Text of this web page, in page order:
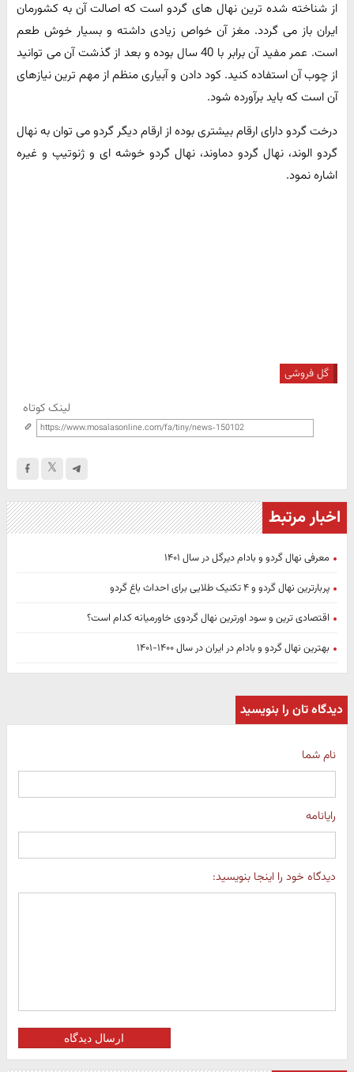
از شناخته شده ترین نهال های گردو است که اصالت آن به کشورمان
ایران باز می گردد. مغز آن خواص زیادی داشته و بسیار خوش طعم
است. عمر مفید آن برابر با 40 سال بوده و بعد از گذشت آن می توانید
از چوب آن استفاده کنید. کود دادن و آبیاری منظم از مهم ترین نیازهای
آن است که باید برآورده شود.
درخت گردو دارای ارقام بیشتری بوده از ارقام دیگر گردو می توان به نهال
گردو الوند، نهال گردو دماوند، نهال گردو خوشه ای و ژنوتیپ و غیره
اشاره نمود.
گل فروشی
لینک کوتاه
اخبار مرتبط
معرفی نهال گردو و بادام دیرگل در سال ۱۴۰۱
پربارترین نهال گردو و ۴ تکنیک طلایی برای احداث باغ گردو
اقتصادی ترین و سود اورترین نهال گردوی خاورمیانه کدام است؟
بهترین نهال گردو و بادام در ایران در سال ۱۴۰۰-۱۴۰۱
دیدگاه تان را بنویسید
نام شما
رایانامه
دیدگاه خود را اینجا بنویسید:
ارسال دیدگاه